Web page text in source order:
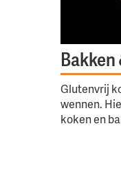
Glutenvrij
wennen.
koken en